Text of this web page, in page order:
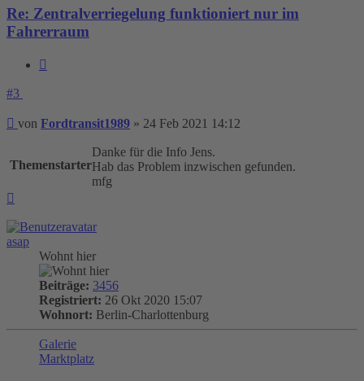
Re: Zentralverriegelung funktioniert nur im
Fahrerraum
#3
Beitrag
von Fordtransit1989 » 24 Feb 2021 14:12
Themenstarter
Danke für die Info Jens.
Hab das Problem inzwischen gefunden.
mfg
asap
Wohnt hier
Beiträge: 3456
Registriert: 26 Okt 2020 15:07
Wohnort: Berlin-Charlottenburg
Galerie
Marktplatz